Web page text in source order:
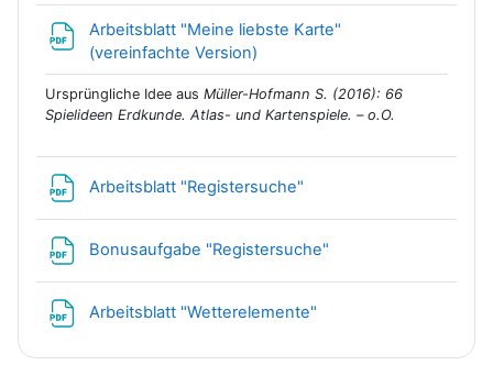
Arbeitsblatt "Meine liebste Karte"
(vereinfachte Version)
Ursprüngliche Idee aus Müller-Hofmann S. (2016): 66
Spielideen Erdkunde. Atlas- und Kartenspiele. – o.O.
Arbeitsblatt "Registersuche"
Bonusaufgabe "Registersuche"
Arbeitsblatt "Wetterelemente"